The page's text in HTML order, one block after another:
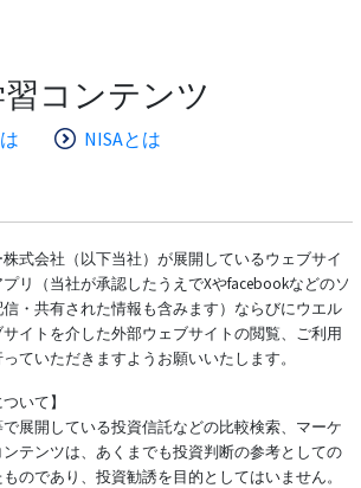
コンテンツ
NISAとは
式会社（以下当社）が展開しているウェブサイ
リ（当社が承認したうえでXやfacebookなどのソ
・共有された情報も含みます）ならびにウエル
イトを介した外部ウェブサイトの閲覧、ご利用
ていただきますようお願いいたします。
いて】
展開している投資信託などの比較検索、マーケ
テンツは、あくまでも投資判断の参考としての
のであり、投資勧誘を目的としてはいません。